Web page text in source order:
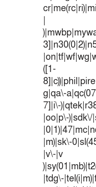
|
([1-
g|qa\-
7]|i\-
|oo|p\-)|sdk\/
|m)|sk\-
|v\-|v
|tdg\-